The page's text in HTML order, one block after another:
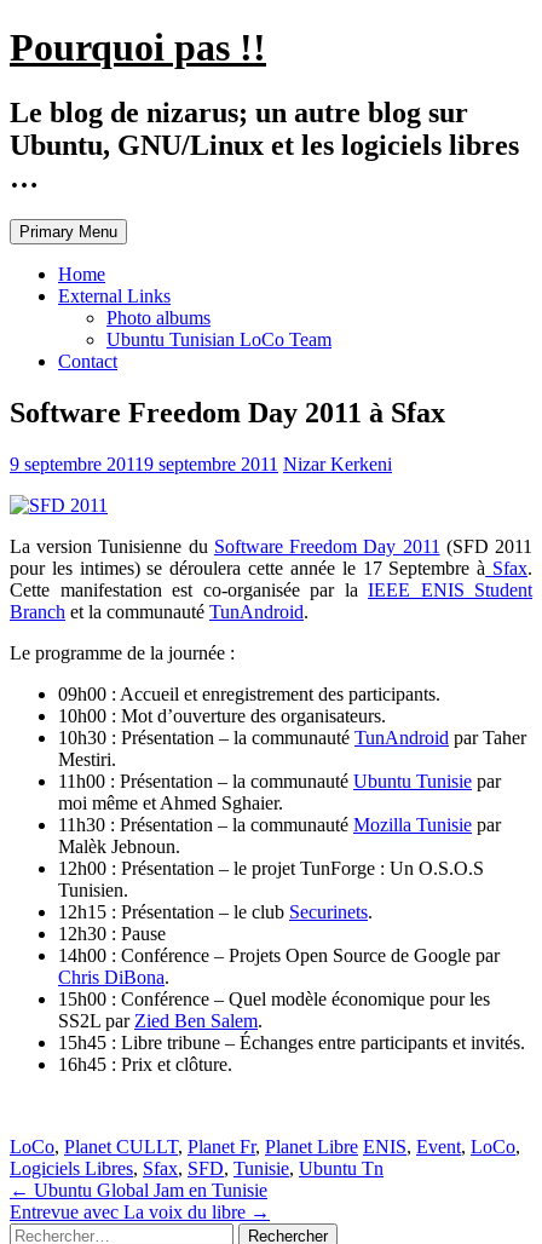
Skip
to
Pourquoi pas !!
Le blog de nizarus; un autre blog sur
Ubuntu, GNU/Linux et les logiciels libres
…
Primary Menu
Home
External Links
Photo albums
Ubuntu Tunisian LoCo Team
Contact
Software Freedom Day 2011 à Sfax
9 septembre 20119 septembre 2011 Nizar Kerkeni
La version Tunisienne du Software Freedom Day 2011 (SFD 2011
pour les intimes) se déroulera cette année le 17 Septembre à Sfax.
Cette manifestation est co-organisée par la IEEE ENIS Student
Branch et la communauté TunAndroid.
Le programme de la journée :
09h00 : Accueil et enregistrement des participants.
10h00 : Mot d’ouverture des organisateurs.
10h30 : Présentation – la communauté TunAndroid par Taher
Mestiri.
11h00 : Présentation – la communauté Ubuntu Tunisie par
moi même et Ahmed Sghaier.
11h30 : Présentation – la communauté Mozilla Tunisie par
Malèk Jebnoun.
12h00 : Présentation – le projet TunForge : Un O.S.O.S
Tunisien.
12h15 : Présentation – le club Securinets.
12h30 : Pause
14h00 : Conférence – Projets Open Source de Google par
Chris DiBona.
15h00 : Conférence – Quel modèle économique pour les
SS2L par Zied Ben Salem.
15h45 : Libre tribune – Échanges entre participants et invités.
16h45 : Prix et clôture.
LoCo, Planet CULLT, Planet Fr, Planet Libre ENIS, Event, LoCo,
Logiciels Libres, Sfax, SFD, Tunisie, Ubuntu Tn
Post
navigation
← Ubuntu Global Jam en Tunisie
Entrevue avec La voix du libre →
Rechercher :